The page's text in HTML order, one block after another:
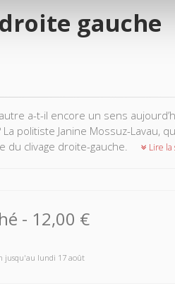
gauche
a-t-il encore un sens
politiste Janine Mossuz-Lavau,
du clivage droite-gauche.
Lire la
- 12,00 €
jusqu'au lundi 17 août